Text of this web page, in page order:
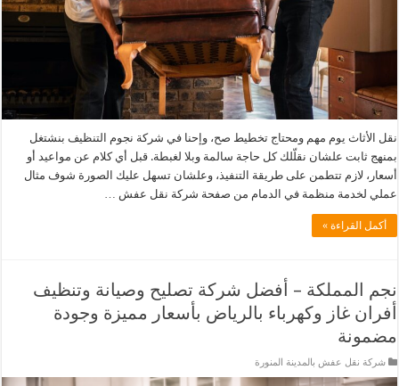
نقل الأثاث يوم مهم ومحتاج تخطيط صح، وإحنا في شركة نجوم التنظيف بنشتغل
بمنهج ثابت علشان نقلّلك كل حاجة سالمة وبلا لغبطة. قبل أي كلام عن مواعيد أو
أسعار، لازم تتطمن على طريقة التنفيذ، وعلشان تسهل عليك الصورة شوف مثال
عملي لخدمة منظمة في الدمام من صفحة شركة نقل عفش …
أكمل القراءة »
نجم المملكة – أفضل شركة تصليح وصيانة وتنظيف
أفران غاز وكهرباء بالرياض بأسعار مميزة وجودة
مضمونة
شركة نقل عفش بالمدينة المنورة